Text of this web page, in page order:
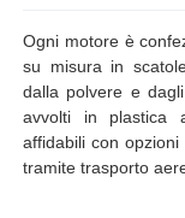
Ogni motore è
su misura in
dalla polvere e
avvolti in plastica
affidabili con
tramite trasporto